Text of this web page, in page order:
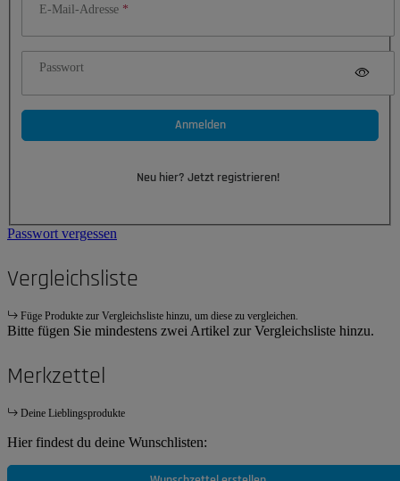
E-Mail-Adresse
Passwort
Anmelden
Neu hier? Jetzt registrieren!
Passwort vergessen
Vergleichsliste
Füge Produkte zur Vergleichsliste hinzu, um diese zu vergleichen.
Bitte fügen Sie mindestens zwei Artikel zur Vergleichsliste hinzu.
Merkzettel
Deine Lieblingsprodukte
Hier findest du deine Wunschlisten: